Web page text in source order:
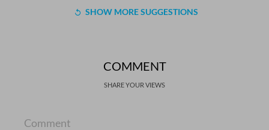
SHOW MORE SUGGESTIONS
COMMENT
SHARE YOUR VIEWS
Comment